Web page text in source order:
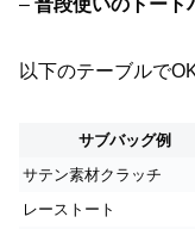
以下のテーブルで
サブバッグ例
サテン素材クラッチ
レーストート